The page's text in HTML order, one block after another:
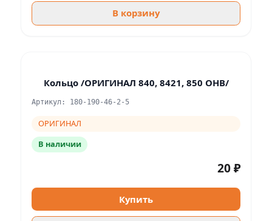
В корзину
Кольцо /ОРИГИНАЛ 840, 8421, 850 ОНВ/
Артикул: 180-190-46-2-5
ОРИГИНАЛ
В наличии
20 ₽
Купить